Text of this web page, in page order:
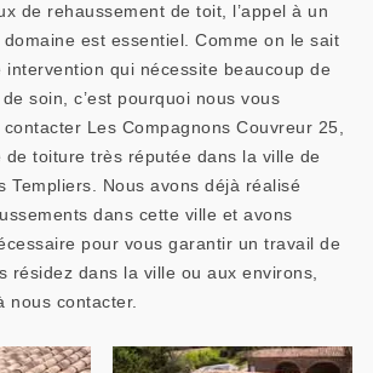
de rehaussement de toit, l’appel à un
est essentiel. Comme on le sait
intervention qui nécessite beaucoup de
soin, c’est pourquoi nous vous
Les Compagnons Couvreur 25,
de toiture très réputée dans la ville de
Templiers. Nous avons déjà réalisé
dans cette ville et avons
pour vous garantir un travail de
résidez dans la ville ou aux environs,
nous contacter.